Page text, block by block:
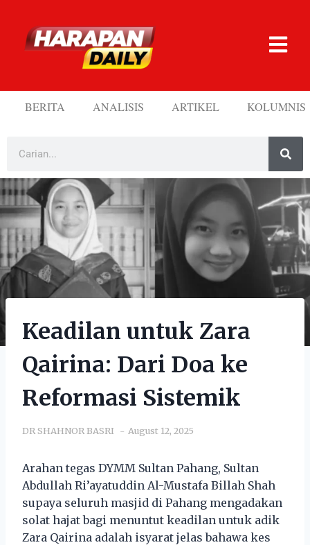
BERITA ANALISIS ARTIKEL KOLUMNIS
Keadilan untuk Zara
Qairina: Dari Doa ke
Reformasi Sistemik
DR SHAHNOR BASRI August 12, 2025
Arahan tegas DYMM Sultan Pahang, Sultan
Abdullah Ri’ayatuddin Al-Mustafa Billah Shah
supaya seluruh masjid di Pahang mengadakan
solat hajat bagi menuntut keadilan untuk adik
Zara Qairina adalah isyarat jelas bahawa kes